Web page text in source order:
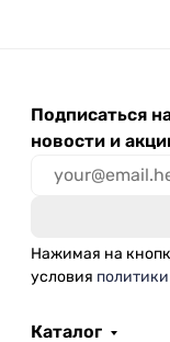
Подписаться
новости и
Нажимая на
условия
Каталог